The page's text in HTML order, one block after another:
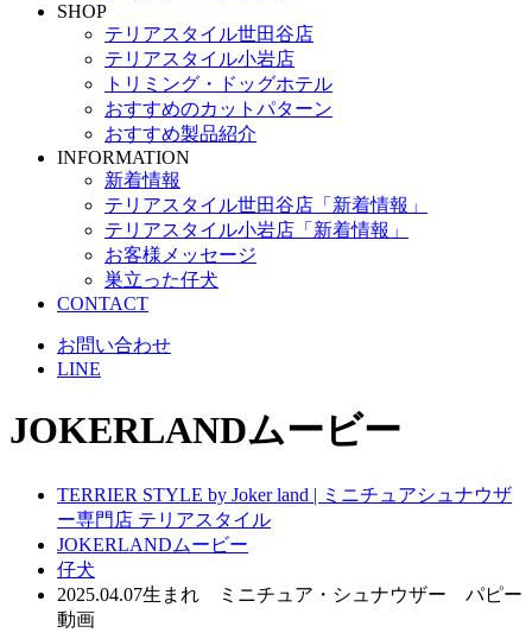
SHOP
テリアスタイル世田谷店
テリアスタイル小岩店
トリミング・ドッグホテル
おすすめのカットパターン
おすすめ製品紹介
INFORMATION
新着情報
テリアスタイル世田谷店「新着情報」
テリアスタイル小岩店「新着情報」
お客様メッセージ
巣立った仔犬
CONTACT
お問い合わせ
LINE
JOKERLANDムービー
TERRIER STYLE by Joker land | ミニチュアシュナウザ
ー専門店 テリアスタイル
JOKERLANDムービー
仔犬
2025.04.07生まれ ミニチュア・シュナウザー パピー
動画